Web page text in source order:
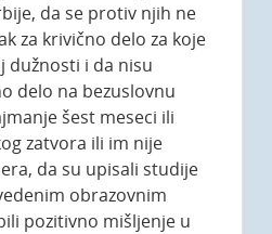
da se protiv njih ne
za krivično delo za koje
dužnosti i da nisu
delo na bezuslovnu
šest meseci ili
zatvora ili im nije
da su upisali studije
obrazovnim
pozitivno mišljenje u